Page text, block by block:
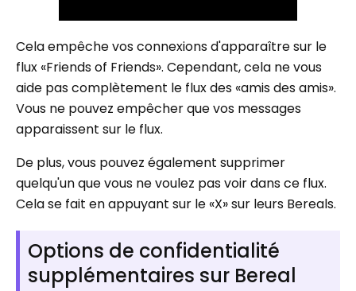
Cela empêche vos connexions d'apparaître sur le
flux «Friends of Friends». Cependant, cela ne vous
aide pas complètement le flux des «amis des amis».
Vous ne pouvez empêcher que vos messages
apparaissent sur le flux.
De plus, vous pouvez également supprimer
quelqu'un que vous ne voulez pas voir dans ce flux.
Cela se fait en appuyant sur le «X» sur leurs Bereals.
Options de confidentialité
supplémentaires sur Bereal